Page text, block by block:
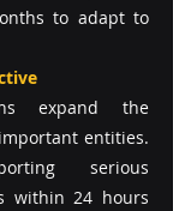
to adapt to
expand the
entities.
serious
within 24 hours